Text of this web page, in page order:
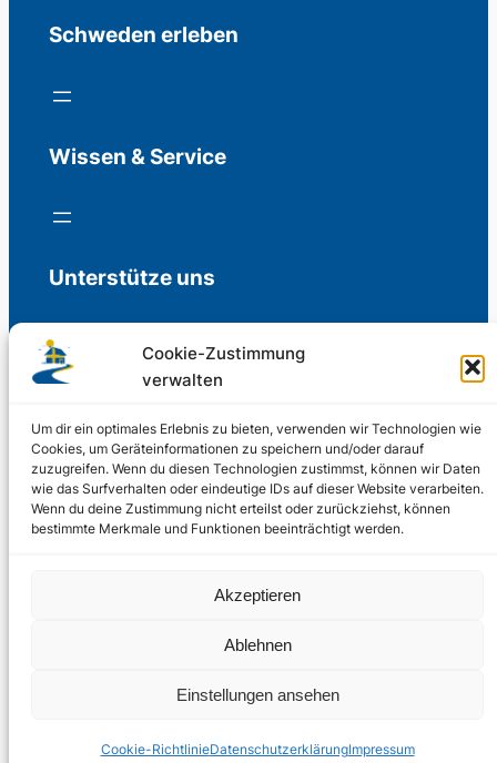
Cookie-Zustimmung
verwalten
Um dir ein optimales Erlebnis zu bieten, verwenden wir Technologien wie
Cookies, um Geräteinformationen zu speichern und/oder darauf
zuzugreifen. Wenn du diesen Technologien zustimmst, können wir Daten
wie das Surfverhalten oder eindeutige IDs auf dieser Website verarbeiten.
Wenn du deine Zustimmung nicht erteilst oder zurückziehst, können
bestimmte Merkmale und Funktionen beeinträchtigt werden.
Akzeptieren
Ablehnen
Einstellungen ansehen
Cookie-RichtlinieDatenschutzerklärungImpressum
Schweden erleben
Wissen & Service
Unterstütze uns
Freiwillige Spenden für die Aufrechterhaltung
Support us
© 2002 – 2026